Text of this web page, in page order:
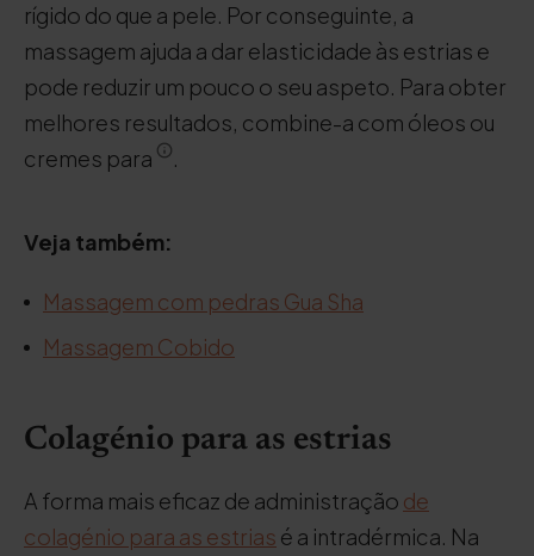
rígido do que a pele. Por conseguinte, a
massagem ajuda a dar elasticidade às estrias e
pode reduzir um pouco o seu aspeto. Para obter
melhores resultados, combine-a com óleos ou
cremes para
.
Veja também:
Massagem com pedras Gua Sha
Massagem Cobido
Colagénio para as estrias
A forma mais eficaz de administração de
colagénio para as estrias é a intradérmica. Na